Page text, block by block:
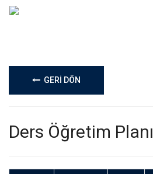
GERİ DÖN
Ders Öğretim Planı